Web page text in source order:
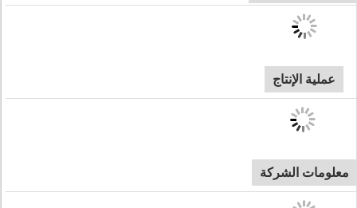
عملية الإنتاج
معلومات الشركة